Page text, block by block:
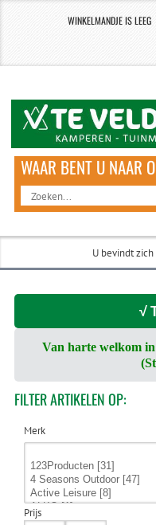
WINKELMANDJE IS LEEG
U bevindt
√
Van harte welkom
FILTERARTIKELEN OP:
Merk
Prijs